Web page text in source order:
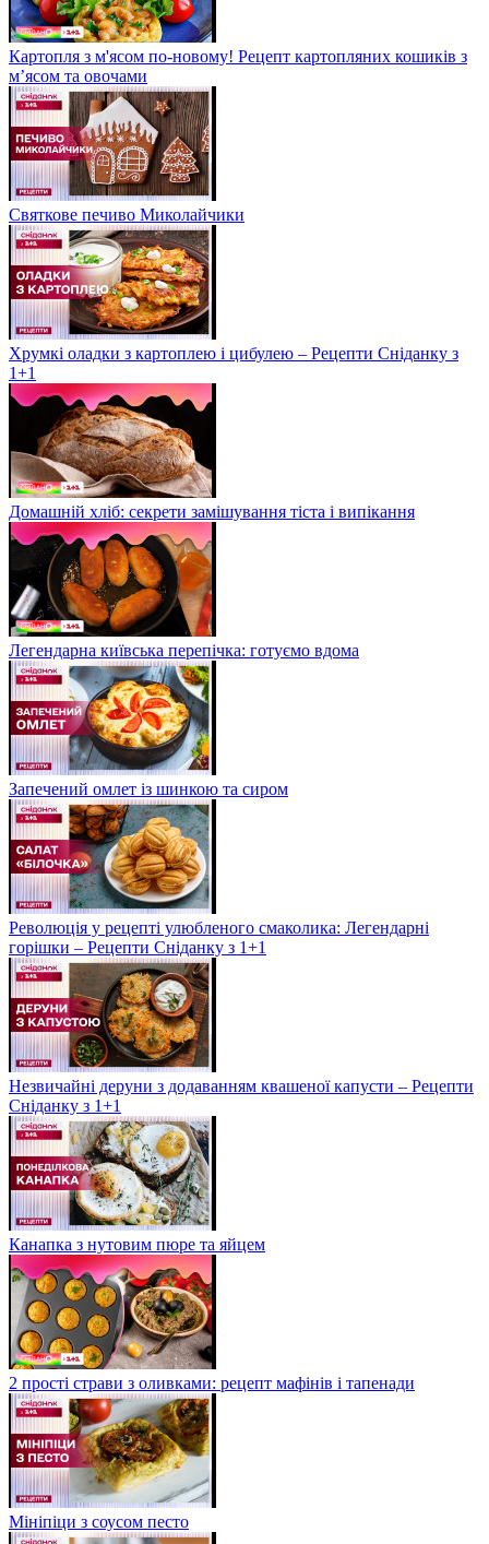
Картопля з м'ясом по-новому! Рецепт картопляних кошиків з
м’ясом та овочами
Святкове печиво Миколайчики
Хрумкі оладки з картоплею і цибулею – Рецепти Сніданку з
1+1
Домашній хліб: секрети замішування тіста і випікання
Легендарна київська перепічка: готуємо вдома
Запечений омлет із шинкою та сиром
Революція у рецепті улюбленого смаколика: Легендарні
горішки – Рецепти Сніданку з 1+1
Незвичайні деруни з додаванням квашеної капусти – Рецепти
Сніданку з 1+1
Канапка з нутовим пюре та яйцем
2 прості страви з оливками: рецепт мафінів і тапенади
Мініпіци з соусом песто